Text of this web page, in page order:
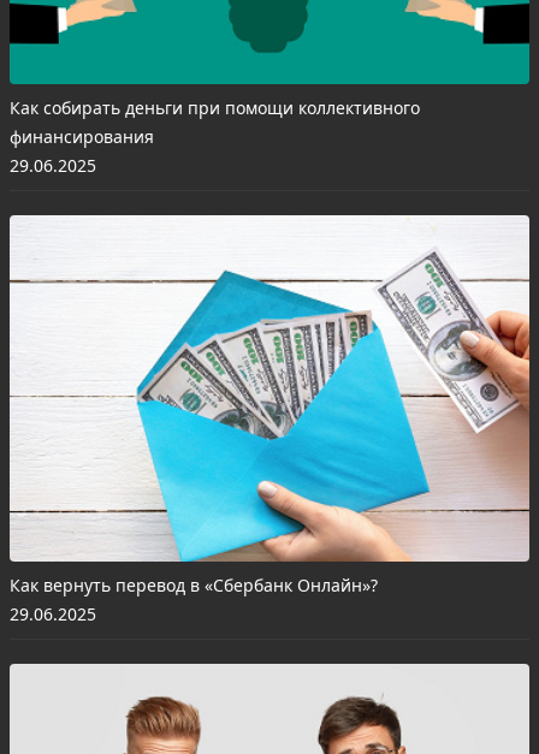
Как собирать деньги при помощи коллективного
финансирования
29.06.2025
Как вернуть перевод в «Сбербанк Онлайн»?
29.06.2025